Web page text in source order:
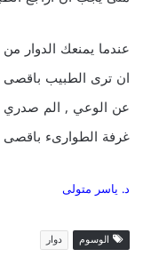
عندما يمنعك الدوار
ان ترى الطبيب
عن الوعي , الم صدري
غرفة الطوارىء
د. ياسر متولى
الوسوم دوار